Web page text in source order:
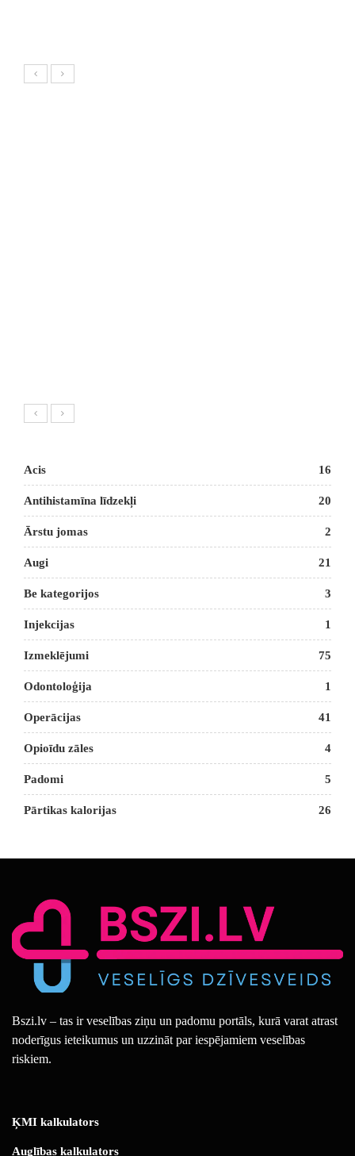
Acis 16
Antihistamīna līdzekļi 20
Ārstu jomas 2
Augi 21
Be kategorijos 3
Injekcijas 1
Izmeklējumi 75
Odontoloģija 1
Operācijas 41
Opioīdu zāles 4
Padomi 5
Pārtikas kalorijas 26
Bszi.lv – tas ir veselības ziņu un padomu portāls, kurā varat atrast
noderīgus ieteikumus un uzzināt par iespējamiem veselības
riskiem.
ĶMI kalkulators
Auglības kalkulators